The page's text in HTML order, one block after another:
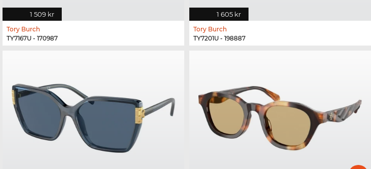
1 509 kr
Tory Burch
TY7167U - 170987
1 605 kr
Tory Burch
TY7201U - 198887